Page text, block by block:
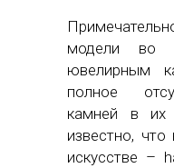
модели во
ювелирным
полное
камней в их
известно,
искусстве –